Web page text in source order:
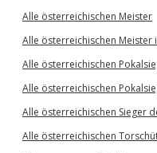
Alle österreichischen Meister
Alle österreichischen Meister
Alle österreichischen
Alle österreichischen
Alle österreichischen Sieger
Alle österreichischen